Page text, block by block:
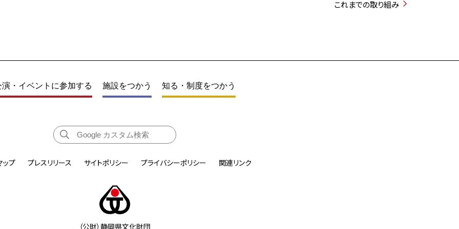
これまでの取り組み
演・イベントに参加する 施設をつかう 知る・制度をつかう
ップ プレスリリース サイトポリシー プライバシーポリシー 関連リンク
（公財）静岡県文化財団